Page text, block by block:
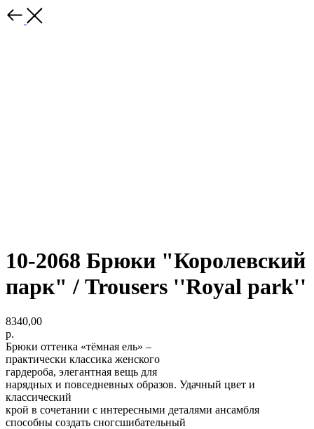
10-2068 Брюки "Королевский
парк" / Trousers ''Royal park''
8340,00
р.
Брюки оттенка «тёмная ель» –
практически классика женского
гардероба, элегантная вещь для
нарядных и повседневных образов. Удачный цвет и
классический
крой в сочетании с интересными деталями ансамбля
способны создать сногсшибательный